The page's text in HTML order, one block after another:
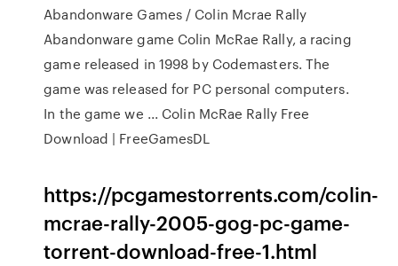
Abandonware Games / Colin Mcrae Rally
Abandonware game Colin McRae Rally, a racing
game released in 1998 by Codemasters. The
game was released for PC personal computers.
In the game we ... Colin McRae Rally Free
Download | FreeGamesDL
https://pcgamestorrents.com/colin-
mcrae-rally-2005-gog-pc-game-
torrent-download-free-1.html